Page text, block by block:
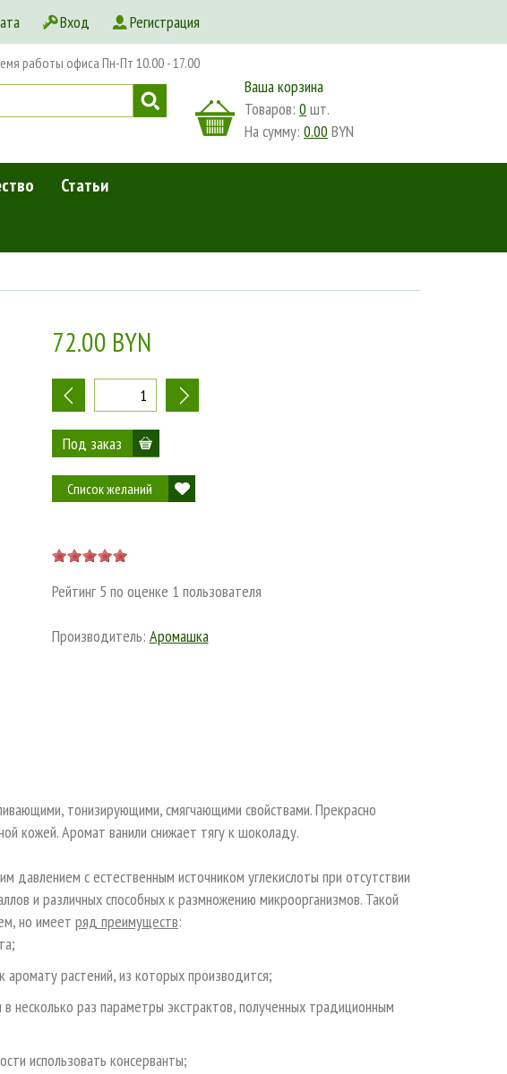
Вход Регистрация
работы офиса Пн-Пт 10.00 - 17.00
Ваша корзина
Товаров:0 шт.
На сумму:0.00 BYN
Статьи
72.00 BYN
- +
Список желаний
Рейтинг 5 по оценке 1 пользователя
Производитель: Аромашка
тонизирующими, смягчающими свойствами. Прекрасно
кожей. Аромат ванили снижает тягу к шоколаду.
с естественным источником углекислоты при отсутствии
и различных способных к размножению микроорганизмов. Такой
но имеет ряд преимуществ:
аромату растений, из которых производится;
раз параметры экстрактов, полученных традиционным
использовать консерванты;